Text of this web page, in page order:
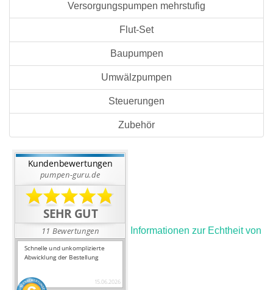
Versorgungspumpen mehrstufig
Flut-Set
Baupumpen
Umwälzpumpen
Steuerungen
Zubehör
Informationen zur Echtheit von